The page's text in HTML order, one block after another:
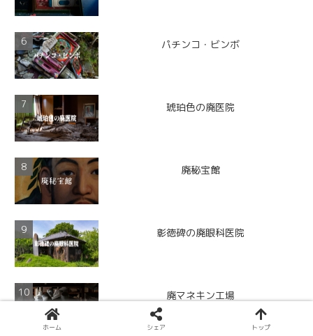
パチンコ・ビンボ
琥珀色の廃医院
廃秘宝館
彰徳碑の廃眼科医院
廃マネキン工場
ホーム シェア トップ